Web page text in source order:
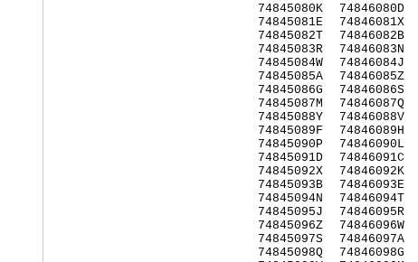
74845080K
74845081E
74845082T
74845083R
74845084W
74845085A
74845086G
74845087M
74845088Y
74845089F
74845090P
74845091D
74845092X
74845093B
74845094N
74845095J
74845096Z
74845097S
74845098Q
74846080D
74846081X
74846082B
74846083N
74846084J
74846085Z
74846086S
74846087Q
74846088V
74846089H
74846090L
74846091C
74846092K
74846093E
74846094T
74846095R
74846096W
74846097A
74846098G